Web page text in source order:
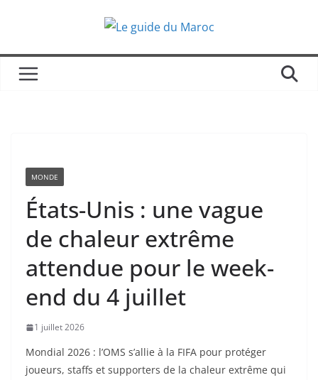
MONDE
États-Unis : une vague
de chaleur extrême
attendue pour le week-
end du 4 juillet
1 juillet 2026
Mondial 2026 : l’OMS s’allie à la FIFA pour protéger
joueurs, staffs et supporters de la chaleur extrême qui